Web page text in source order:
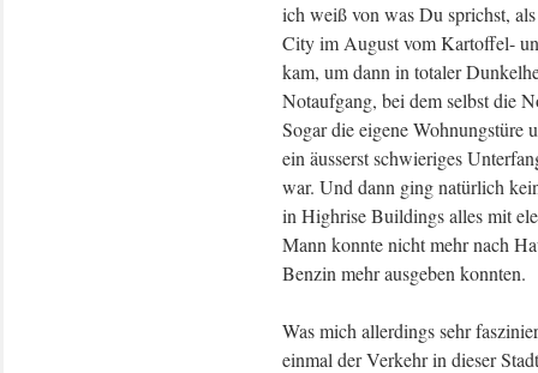
ich weiß von was Du sprichst,
City im August vom Kartoffel-
kam, um dann in totaler
Notaufgang, bei dem selbst die
Sogar die eigene Wohnungstüre
ein äusserst schwieriges
war. Und dann ging natürlich
in Highrise Buildings alles mit
Mann konnte nicht mehr nach
Benzin mehr ausgeben konnten.
Was mich allerdings sehr
einmal der Verkehr in dieser